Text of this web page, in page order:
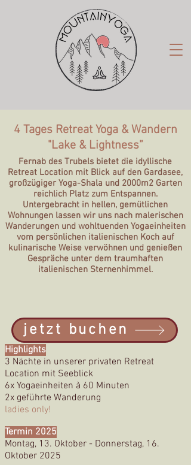
4 Tages Retreat Yoga & Wandern
"Lake & Lightness”
Fernab des Trubels bietet die idyllische
Retreat Location mit Blick auf den Gardasee,
großzügiger Yoga-Shala und 2000m2 Garten
reichlich Platz zum Entspannen.
Untergebracht in hellen, gemütlichen
Wohnungen lassen wir uns nach malerischen
Wanderungen und wohltuenden Yogaeinheiten
vom persönlichen italienischen Koch auf
kulinarische Weise verwöhnen und genießen
Gespräche unter dem traumhaften
italienischen Sternenhimmel.
Highlights
3 Nächte in unserer privaten Retreat
Location mit Seeblick
6x Yogaeinheiten à 60 Minuten
2x geführte Wanderung
ladies only!
Termin 2025
Montag, 13. Oktober - Donnerstag, 16.
Oktober 2025
jetzt buchen